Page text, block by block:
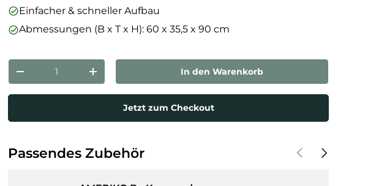
Einfacher & schneller Aufbau
Abmessungen (B x T x H): 60 x 35,5 x 90 cm
Anzahl
Menge verringernMenge erhöhen In den Warenkorb
Jetzt zum Checkout
Passendes Zubehör VorherigeNächste